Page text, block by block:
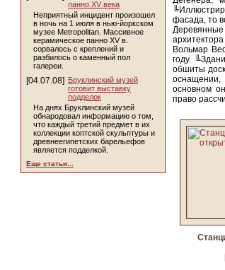
панно XV века
Неприятный инцидент произошел
в ночь на 1 июля в нью-йоркском
музее Metropolitan. Массивное
керамическое панно XV в.
сорвалось с креплений и
разбилось о каменный пол
галереи.
[04.07.08] Бруклинский музей
готовит выставку
подделок
На днях Бруклинский музей
обнародовал информацию о том,
что каждый третий предмет в их
коллекции коптской скульптуры и
древнеегипетских барельефов
является подделкой.
Еще статьи...
фасада, то
Вольмар
году.
обшиты
оснащении,
основном
право